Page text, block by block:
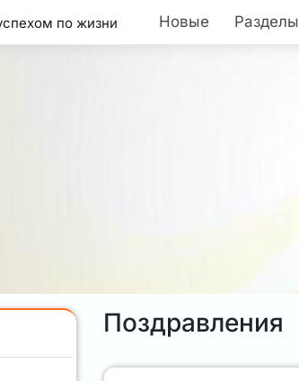
по жизни Новые Разделы
Поздравления